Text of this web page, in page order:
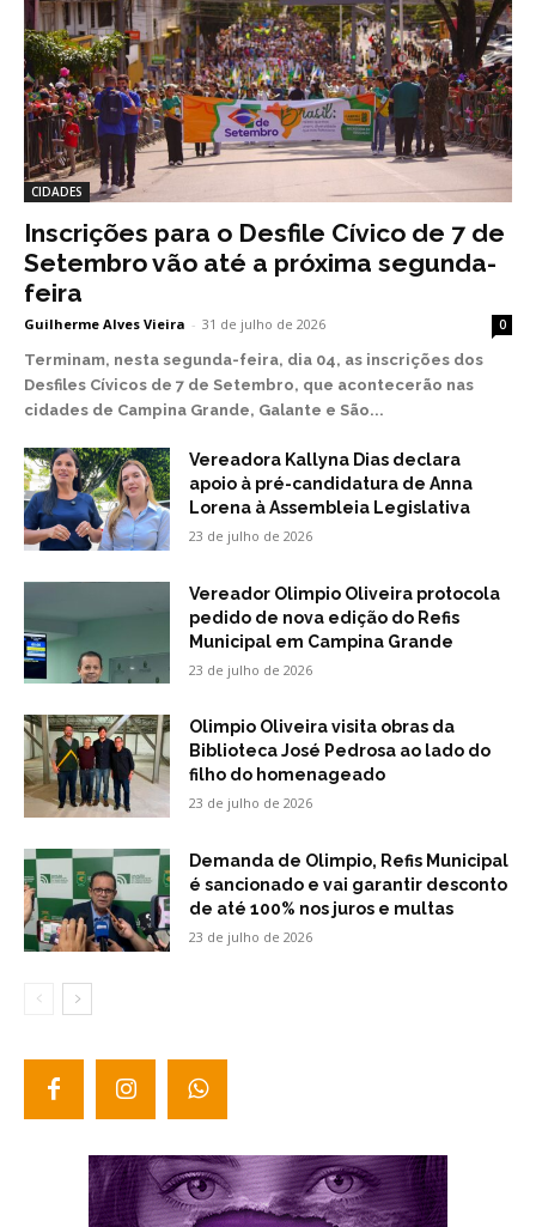
CIDADES
Inscrições para o Desfile Cívico de 7 de
Setembro vão até a próxima segunda-
feira
Guilherme Alves Vieira - 31 de julho de 2026 0
Terminam, nesta segunda-feira, dia 04, as inscrições dos
Desfiles Cívicos de 7 de Setembro, que acontecerão nas
cidades de Campina Grande, Galante e São...
Vereadora Kallyna Dias declara
apoio à pré-candidatura de Anna
Lorena à Assembleia Legislativa
23 de julho de 2026
Vereador Olimpio Oliveira protocola
pedido de nova edição do Refis
Municipal em Campina Grande
23 de julho de 2026
Olimpio Oliveira visita obras da
Biblioteca José Pedrosa ao lado do
filho do homenageado
23 de julho de 2026
Demanda de Olimpio, Refis Municipal
é sancionado e vai garantir desconto
de até 100% nos juros e multas
23 de julho de 2026